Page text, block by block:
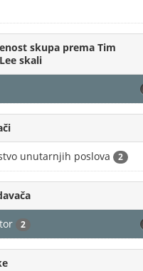
skupa prema Tim
skali
unutarnjih poslova 2
2